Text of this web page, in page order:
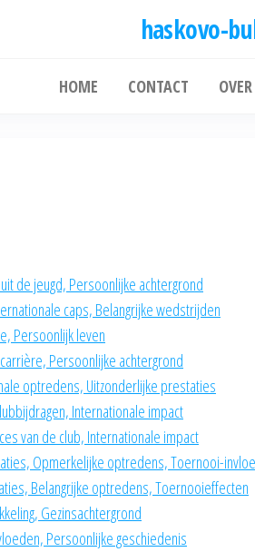
haskovo-
HOME CONTACT
de jeugd, Persoonlijke achtergrond
caps, Belangrijke wedstrijden
Persoonlijk leven
Persoonlijke achtergrond
optredens, Uitzonderlijke prestaties
Internationale impact
van de club, Internationale impact
Opmerkelijke optredens, Toernooi-
Belangrijke optredens, Toernooieffecten
Gezinsachtergrond
Persoonlijke geschiedenis